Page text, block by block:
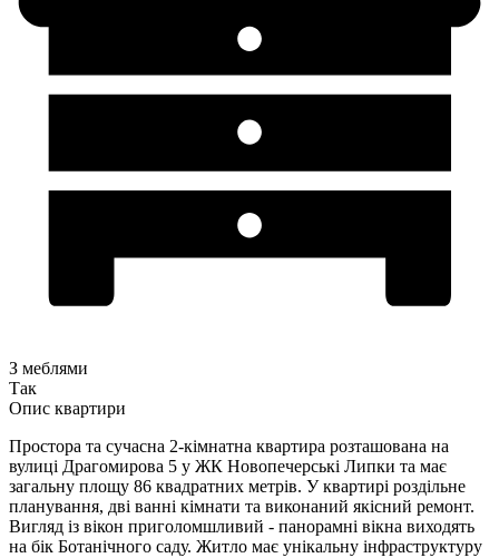
З меблями
Так
Опис квартири
Простора та сучасна 2-кімнатна квартира розташована на
вулиці Драгомирова 5 у ЖК Новопечерські Липки та має
загальну площу 86 квадратних метрів. У квартирі роздільне
планування, дві ванні кімнати та виконаний якісний ремонт.
Вигляд із вікон приголомшливий - панорамні вікна виходять
на бік Ботанічного саду. Житло має унікальну інфраструктуру